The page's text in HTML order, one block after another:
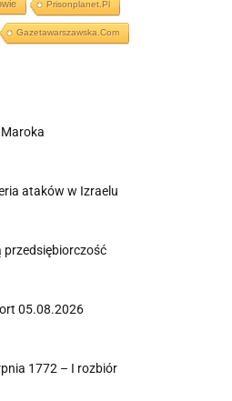
Prisonplanet.pl
Gazetawarszawska.com
ataków w Izraelu
przedsiębiorczość
05.08.2026
1772 – I rozbiór